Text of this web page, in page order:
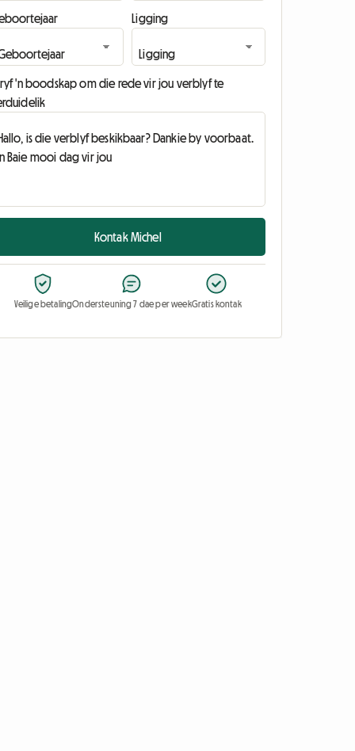
Ligging
'n boodskap om die rede vir jou verblyf te
Kontak Michel
Veilige betalingOndersteuning 7 dae per weekGratis kontak